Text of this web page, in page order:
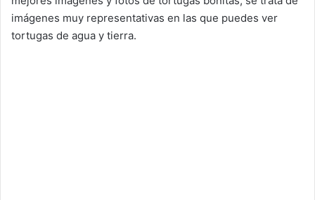
imágenes muy representativas en las que puedes ver
tortugas de agua y tierra.